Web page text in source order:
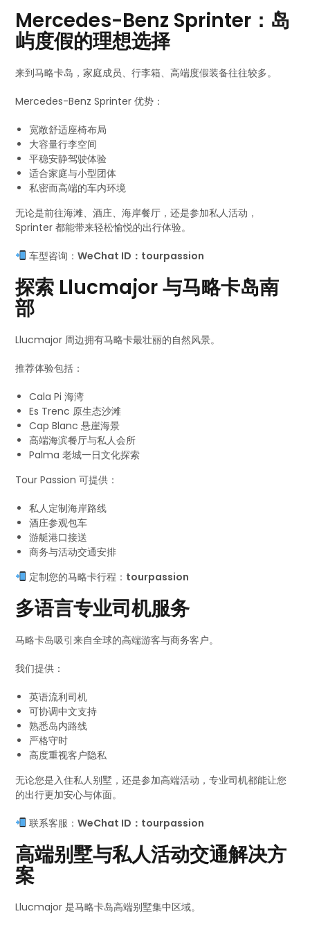
Mercedes-Benz Sprinter：岛
屿度假的理想选择
来到马略卡岛，家庭成员、行李箱、高端度假装备往往较多。
Mercedes-Benz Sprinter 优势：
宽敞舒适座椅布局
大容量行李空间
平稳安静驾驶体验
适合家庭与小型团体
私密而高端的车内环境
无论是前往海滩、酒庄、海岸餐厅，还是参加私人活动，
Sprinter 都能带来轻松愉悦的出行体验。
车型咨询：WeChat ID：tourpassion
探索 Llucmajor 与马略卡岛南
部
Llucmajor 周边拥有马略卡最壮丽的自然风景。
推荐体验包括：
Cala Pi 海湾
Es Trenc 原生态沙滩
Cap Blanc 悬崖海景
高端海滨餐厅与私人会所
Palma 老城一日文化探索
Tour Passion 可提供：
私人定制海岸路线
酒庄参观包车
游艇港口接送
商务与活动交通安排
定制您的马略卡行程： tourpassion
多语言专业司机服务
马略卡岛吸引来自全球的高端游客与商务客户。
我们提供：
英语流利司机
可协调中文支持
熟悉岛内路线
严格守时
高度重视客户隐私
无论您是入住私人别墅，还是参加高端活动，专业司机都能让您
的出行更加安心与体面。
联系客服：WeChat ID：tourpassion
高端别墅与私人活动交通解决方
案
Llucmajor 是马略卡岛高端别墅集中区域。